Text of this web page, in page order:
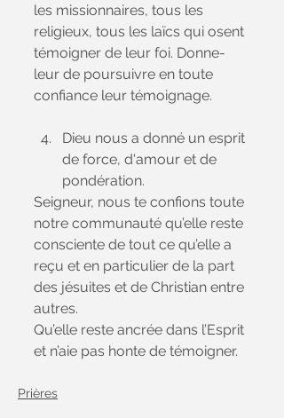
les missionnaires, tous les
religieux, tous les laïcs qui osent
témoigner de leur foi. Donne-
leur de poursuivre en toute
confiance leur témoignage.
Dieu nous a donné un esprit
de force, d'amour et de
pondération.
Seigneur, nous te confions toute
notre communauté qu’elle reste
consciente de tout ce qu’elle a
reçu et en particulier de la part
des jésuites et de Christian entre
autres.
Qu’elle reste ancrée dans l’Esprit
et n’aie pas honte de témoigner.
Prières